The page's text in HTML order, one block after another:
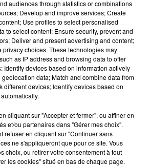
DEVANT SE FAIRE
RESSORT DE LA...
plainte contre la clinique qui a
et présenté ses
14h19
14h19
audiences through statistics or combinations
Develop and improve services; Create
Use profiles to select personalised
to select content; Ensure security, prevent and
Deliver and present advertising and content;
privacy choices. These technologies may
as IP address and browsing data to offer
Identify devices based on information actively
data; Match and combine data from
different devices; Identify devices based on
cliquant sur "Accepter et fermer", ou affiner en
et/ou partenaires dans "Gérer mes choix".
refuser en cliquant sur "Continuer sans
ne s'appliqueront que pour ce site. Vous
choix, ou retirer votre consentement à tout
les cookies" situé en bas de chaque page.